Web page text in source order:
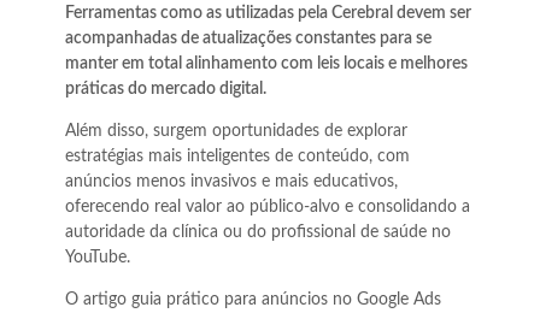
Ferramentas como as utilizadas pela Cerebral devem ser
acompanhadas de atualizações constantes para se
manter em total alinhamento com leis locais e melhores
práticas do mercado digital.
Além disso, surgem oportunidades de explorar
estratégias mais inteligentes de conteúdo, com
anúncios menos invasivos e mais educativos,
oferecendo real valor ao público-alvo e consolidando a
autoridade da clínica ou do profissional de saúde no
YouTube.
O artigo guia prático para anúncios no Google Ads